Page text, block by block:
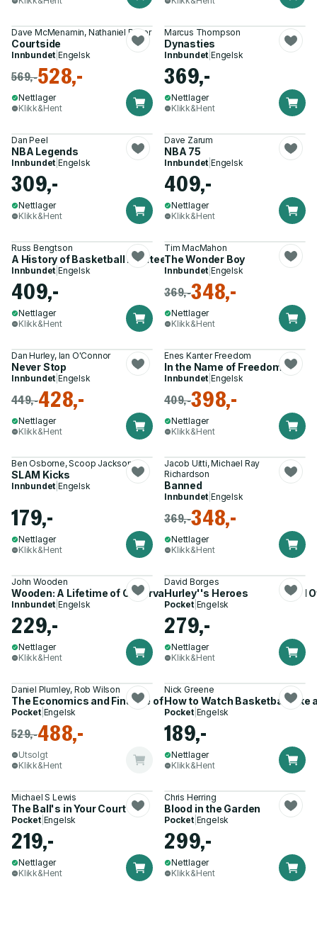
Dave McMenamin, Nathaniel Butler
Courtside
Innbundet |Engelsk
569,-528,-
Nettlager
Klikk&Hent
Marcus Thompson
Dynasties
Innbundet |Engelsk
369,-
Nettlager
Klikk&Hent
Dan Peel
NBA Legends
Innbundet |Engelsk
309,-
Nettlager
Klikk&Hent
Dave Zarum
NBA 75
Innbundet |Engelsk
409,-
Nettlager
Klikk&Hent
Russ Bengtson
A History of Basketball in Fifteen Sneakers
Innbundet |Engelsk
409,-
Nettlager
Klikk&Hent
Tim MacMahon
The Wonder Boy
Innbundet |Engelsk
369,-348,-
Nettlager
Klikk&Hent
Dan Hurley, Ian O'Connor
Never Stop
Innbundet |Engelsk
449,-428,-
Nettlager
Klikk&Hent
Enes Kanter Freedom
In the Name of Freedom
Innbundet |Engelsk
409,-398,-
Nettlager
Klikk&Hent
Ben Osborne, Scoop Jackson
SLAM Kicks
Innbundet |Engelsk
179,-
Nettlager
Klikk&Hent
Jacob Uitti, Michael Ray
Richardson
Banned
Innbundet |Engelsk
369,-348,-
Nettlager
Klikk&Hent
John Wooden
Wooden: A Lifetime of Observations and Reflections On and
Innbundet |Engelsk
229,-
Nettlager
Klikk&Hent
David Borges
Hurley''s Heroes
Pocket| Engelsk
279,-
Nettlager
Klikk&Hent
Daniel Plumley, Rob Wilson
The Economics and Finance of Professional Team Sports
Pocket| Engelsk
529,-488,-
Utsolgt
Klikk&Hent
Nick Greene
How to Watch Basketball Like
Pocket| Engelsk
189,-
Nettlager
Klikk&Hent
Michael S Lewis
The Ball's in Your Court
Pocket| Engelsk
219,-
Nettlager
Klikk&Hent
Chris Herring
Blood in the Garden
Pocket| Engelsk
299,-
Nettlager
Klikk&Hent